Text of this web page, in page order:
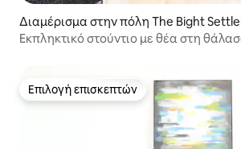
Διαμέρισμα στην πόλη The Bight
Εκπληκτικό στούντιο με θέα στη
Επιλογή επισκεπτών
Επιλογή επισκεπτών